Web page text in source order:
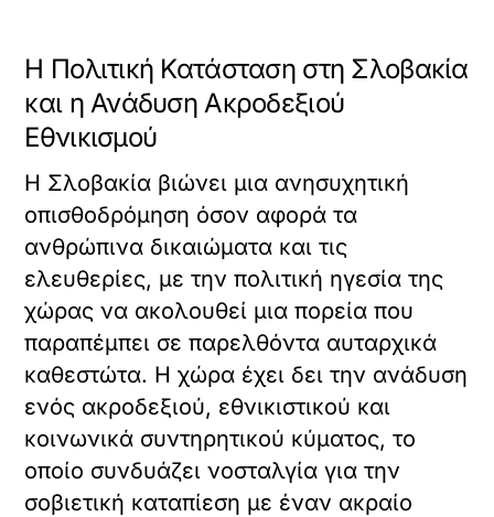
Η Πολιτική Κατάσταση στη Σλοβακία
και η Ανάδυση Ακροδεξιού
Εθνικισμού
Η Σλοβακία βιώνει μια ανησυχητική
οπισθοδρόμηση όσον αφορά τα
ανθρώπινα δικαιώματα και τις
ελευθερίες, με την πολιτική ηγεσία της
χώρας να ακολουθεί μια πορεία που
παραπέμπει σε παρελθόντα αυταρχικά
καθεστώτα. Η χώρα έχει δει την ανάδυση
ενός ακροδεξιού, εθνικιστικού και
κοινωνικά συντηρητικού κύματος, το
οποίο συνδυάζει νοσταλγία για την
σοβιετική καταπίεση με έναν ακραίο